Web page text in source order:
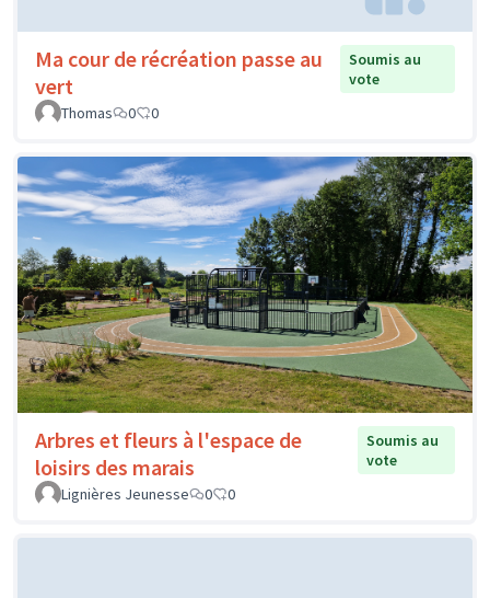
Ma cour de récréation passe au
vert
Soumis au
vote
Thomas
0 0
Arbres et fleurs à l'espace de
loisirs des marais
Soumis au
vote
Lignières Jeunesse
0 0